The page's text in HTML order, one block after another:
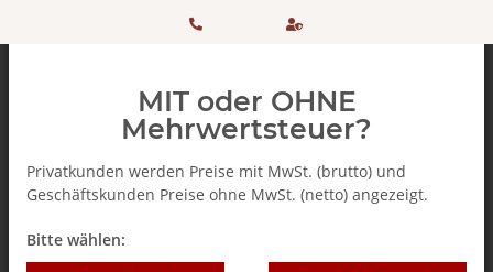
+ 49
506 98
einkaufen
SSL
MIT oder OHNE
Mehrwertsteuer?
Privatkunden werden Preise mit MwSt. (brutto) und
Geschäftskunden Preise ohne MwSt. (netto) angezeigt.
Bitte wählen: